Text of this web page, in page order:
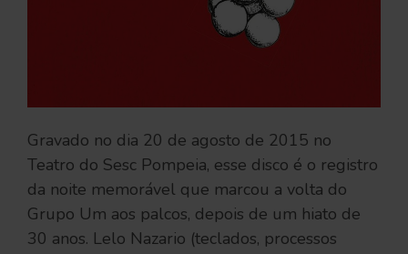
Gravado no dia 20 de agosto de 2015 no
Teatro do Sesc Pompeia, esse disco é o registro
da noite memorável que marcou a volta do
Grupo Um aos palcos, depois de um hiato de
30 anos. Lelo Nazario (teclados, processos